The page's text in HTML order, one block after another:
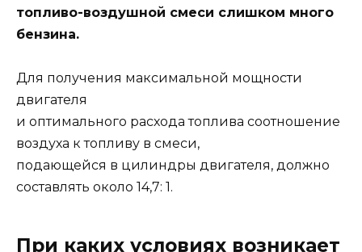
топливо-воздушной смеси слишком много
бензина.
Для получения максимальной мощности
двигателя
и оптимального расхода топлива соотношение
воздуха к топливу в смеси,
подающейся в цилиндры двигателя, должно
составлять около 14,7: 1.
При каких условиях возникает